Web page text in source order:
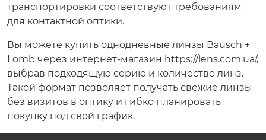
транспортировки соответствуют требованиям
для контактной оптики.
Вы можете купить однодневные линзы Bausch +
Lomb через интернет-магазин https://lens.com.ua/,
выбрав подходящую серию и количество линз.
Такой формат позволяет получать свежие линзы
без визитов в оптику и гибко планировать
покупку под свой график.